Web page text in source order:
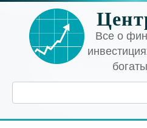
Перейти
контенту
Все о
Поиск: